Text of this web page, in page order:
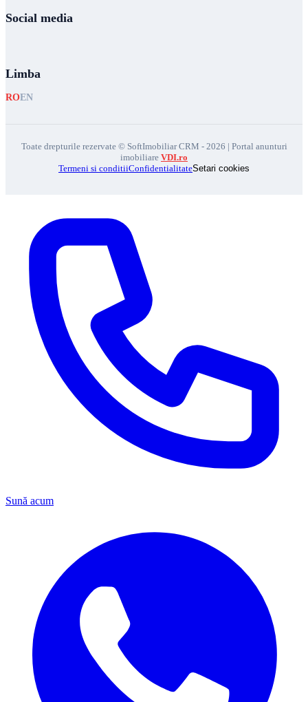
Social media
Limba
ROEN
Toate drepturile rezervate © SoftImobiliar CRM - 2026 | Portal anunturi
imobiliare VDI.ro
Termeni si conditiiConfidentialitateSetari cookies
Sună acum